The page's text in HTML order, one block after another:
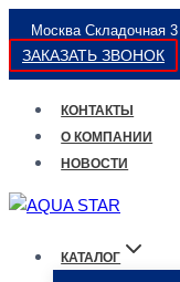
Перейти
к
содержимому
Москва Складочная 3
ЗАКАЗАТЬ ЗВОНОК
КОНТАКТЫ
О КОМПАНИИ
НОВОСТИ
КАТАЛОГ